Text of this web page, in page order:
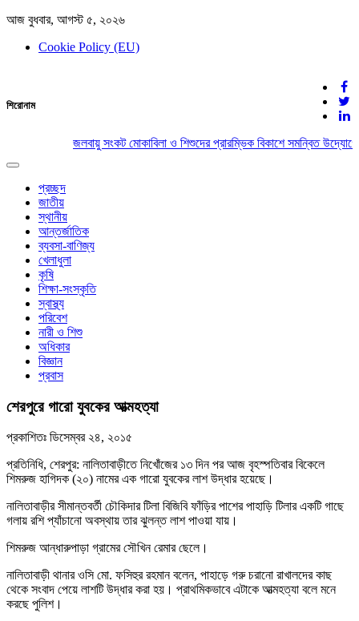
আজ বুধবার, আগস্ট ৫, ২০২৬
Cookie Policy (EU)
দেশের খবর
যুক্ত থাকুন দেশের সঙ্গে
শিরোনাম
জলবায়ু সংকট মোকাবিলা ও শিশুদের প্রারম্ভিক বিকাশে সমন্বিত
Toggle
navigation
প্রচ্ছদ
জাতীয়
স্থানীয়
আন্তর্জাতিক
ব্যবসা-বাণিজ্য
খেলাধুলা
কৃষি
শিক্ষা-সংস্কৃতি
স্বাস্থ্য
পরিবেশ
নারী ও শিশু
অধিকার
বিজ্ঞান
প্রবাস
শেরপুরে গারো যুবকের আত্মহত্যা
প্রকাশিতঃ ডিসেম্বর ২৪, ২০১৫
প্রতিনিধি, শেরপুর: নালিতাবাড়ীতে নিখোঁজের ১৩ দিন পর আজ বৃহস্পতিবার বিকেলে
শিমরুজ হাগিদক (২০) নামের এক গারো যুবকের লাশ উদ্ধার হয়েছে।
নালিতাবাড়ীর সীমান্তবর্তী চৌকিদার টিলা বিজিবি ফাঁড়ির পাশের পাহাড়ি টিলার একটি গাছে
গলায় রশি প্যাঁচানো অবস্থায় তার ঝুলন্ত লাশ পাওয়া যায়।
শিমরুজ আন্ধারুপাড়া গ্রামের সৌখিন রেমার ছেলে।
নালিতাবাড়ী থানার ওসি মো. ফসিহুর রহমান বলেন, পাহাড়ে গরু চরানো রাখালদের কাছ
থেকে সংবাদ পেয়ে লাশটি উদ্ধার করা হয়। প্রাথমিকভাবে এটাকে আত্মহত্যা বলে মনে
করছে পুলিশ।